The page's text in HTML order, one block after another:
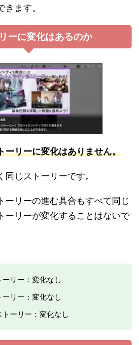
ます。
ーに変化はあるのか
ーリーに変化はありません。
じストーリーです。
ーリーの進む具合もすべて同じ
ーリーが変化することはないで
ーリー：変化なし
ーリー：変化なし
トーリー：変化なし